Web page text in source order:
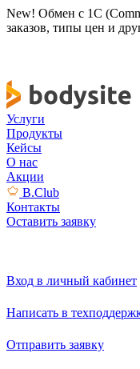
New! Обмен с 1С
заказов, типы цен и
Услуги
Продукты
Кейсы
О нас
Акции
B.Club
Контакты
Оставить заявку
Вход в личный кабинет
Написать в
Отправить заявку